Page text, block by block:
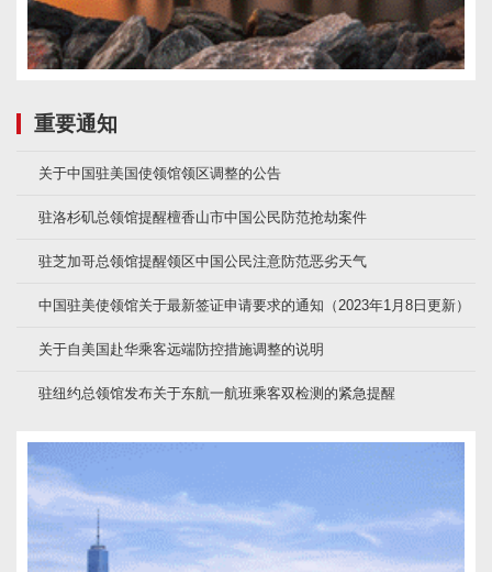
重要通知
关于中国驻美国使领馆领区调整的公告
驻洛杉矶总领馆提醒檀香山市中国公民防范抢劫案件
驻芝加哥总领馆提醒领区中国公民注意防范恶劣天气
中国驻美使领馆关于最新签证申请要求的通知（2023年1月8日更新）
关于自美国赴华乘客远端防控措施调整的说明
驻纽约总领馆发布关于东航一航班乘客双检测的紧急提醒